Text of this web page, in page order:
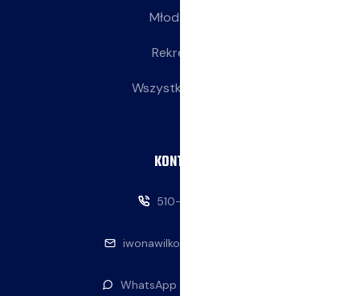
Młodziczki
Rekreacja
Wszystkie wpisy
KONTAKT
510-146-069
iwonawilkowska@interia.pl
WhatsApp — napisz do nas